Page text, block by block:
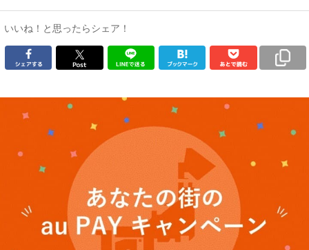
いいね！と思ったらシェア！